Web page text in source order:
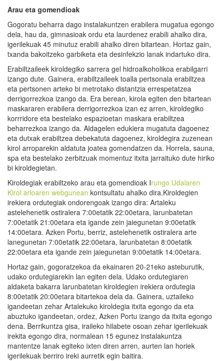
Arau eta gomendioak
Gogoratu beharra dago instalakuntzen erabilera mugatua egongo
dela, hau da, gimnasioak ordu eta laurdenez erabili ahalko dira,
igerilekuak 45 minutuz erabili ahalko diren bitartean. Hortaz gain,
txanda bakoitzeko garbiketa eta desinfekzio lanak indartuko dira.
Erabiltzaileek kiroldegiko sarrera gel hidroalkoholikoa erabilgarri
izango dute. Gainera, erabiltzaileek toalla pertsonala erabiltzea
eta pertsonen arteko bi metrotako distantzia errespetatzea
derrigorrezkoa izango da. Era berean, kirola egiten den bitartean
maskararen erabilera derrigorrezkoa izan ez arren, kiroldegiko
korrridore eta bestelako espazioetan maskara erabiltzea
beharrezkoa izango da. Aldagelen edukiera mugatuta dagoenez
eta dutxak erabiltzea debekatuta dagoenez, kiroldegira zuzenean
kirol arroparekin aldatuta joatea gomendatzen da. Horrela, sauna,
spa eta bestelako zerbitzuak momentuz itxita jarraituko dute hiriko
bi kiroldegietan.
Kiroldegiak erabiltzeko arau eta gomendioak Irungo Udalaren
Kirol arloaren webgunean kontsultatu ahalko dira.Kiroldegien
irekiera ordutegiak ondorengoak izango dira: Artaleku
astelehenetik ostiralera 7:00etatik 22:00etara, larunbatetan
7:00etatik 21:00etara eta igande zein jaiegunetan 9:00etatik
14:00etara. Azken Portu, berriz, astelehenetik ostiralera arte
lanegunetan 7:00etatik 22:00etara, larunbatetan 8:00etatik
22:00etara eta igande zein jaiegunetan 9:00etatik 14:00etara.
Hortaz gain, gogoratzekoa da ekainaren 20-21eko asteburutik,
udako ordutegiarekin lan egiten dela. Udako ordutegiaren
aldaketa bakarra larunbatetan kiroldegien irekiera ordutegia
8:00etatik 20:00etara bitartekoa dela da. Gainera, uztaileko
igandeetan zehar Artalekuko kiroldegia itxita egongo da eta
abuztuko igandeetan, ordez, Azken Portu izango da itxita egongo
dena. Berrikuntza gisa, iraileko hilabete osoan zehar igerilekuak
irekita egongo dira, normalean 15 egunez instalakuntza
mantentze lanak egiteko ixten diren arren, aurten lan horiek
igerilekuak berriro ireki aurretik egin baitira.